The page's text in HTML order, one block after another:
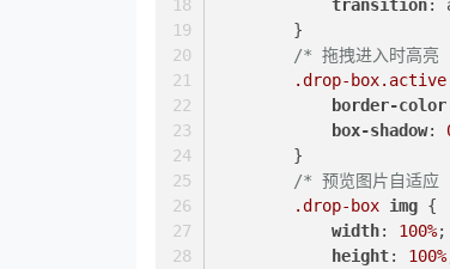
transition:
        }
/* 拖拽进入时高
.drop-box.active
border-color
box-shadow:
        }
/* 预览图片自适
.drop-box img {
width: 100%;
height: 100%